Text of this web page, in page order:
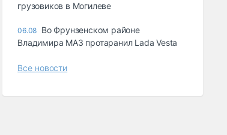
грузовиков в Могилеве
06.08 Во Фрунзенском районе
Владимира МАЗ протаранил Lada Vesta
Все новости